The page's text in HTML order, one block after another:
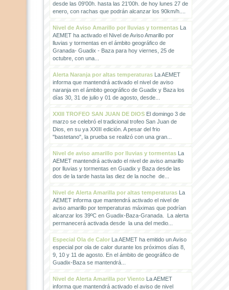
desde las 09'00h. hasta las 21'00h. de hoy lunes 27 de
enero, con rachas que podrán alcanzar los 90km/h....
Nivel de Aviso Amarillo por lluvias y tormentasLa
AEMET ha activado el Nivel de Aviso Amarillo por
lluvias y tormentas en el ámbito geográfico de
Granada- Guadix - Baza para hoy viernes, 25 de
octubre, con una...
Alerta Naranja por altas temperaturasLa AEMET
informa que mantendrá activado el nivel de aviso
naranja en el ámbito geográfico de Guadix y Baza los
días 30, 31 de julio y 01 de agosto, desde...
XXIII TROFEO SAN JUAN DE DIOSEl domingo 3 de
marzo se celebró el tradicional trofeo San Juan de
Dios, en su ya XXIII edición. A pesar del frio
"bastetano", la prueba se realizó con una gran...
Nivel de aviso amarillo por lluvias y tormentasLa
AEMET mantendrá activado el nivel de aviso amarillo
por lluvias y tormentas en Guadix y Baza desde las
dos de la tarde hasta las diez de la noche de...
Nivel de Alerta Amarilla por altas temperaturasLa
AEMET informa que mantendrá activado el nivel de
aviso amarillo por temperaturas máximas que podrían
alcanzar los 39ºC en Guadix-Baza-Granada. La alerta
permanecerá activada desde la una del medio...
Especial Ola de CalorLa AEMET ha emitido un Aviso
especial por ola de calor durante los próximos días 8,
9, 10 y 11 de agosto. En el ámbito de geográfico de
Guadix-Baza se mantendrá...
Nivel de Alerta Amarilla por VientoLa AEMET
informa que mantendrá activado el aviso de nivel